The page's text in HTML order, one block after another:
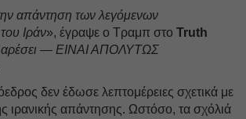
απάντηση των λεγόμενων
Ιράν», έγραψε ο Τραμπ στο Truth
αρέσει — ΕΙΝΑΙ ΑΠΟΛΥΤΩΣ
δεν έδωσε λεπτομέρειες σχετικά με
ιρανικής απάντησης. Ωστόσο, τα σχόλιά